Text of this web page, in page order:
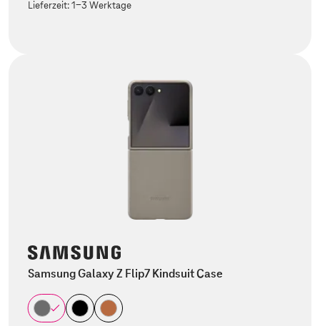
Lieferzeit:1-3 Werktage
Samsung Galaxy Z Flip7 Kindsuit Case